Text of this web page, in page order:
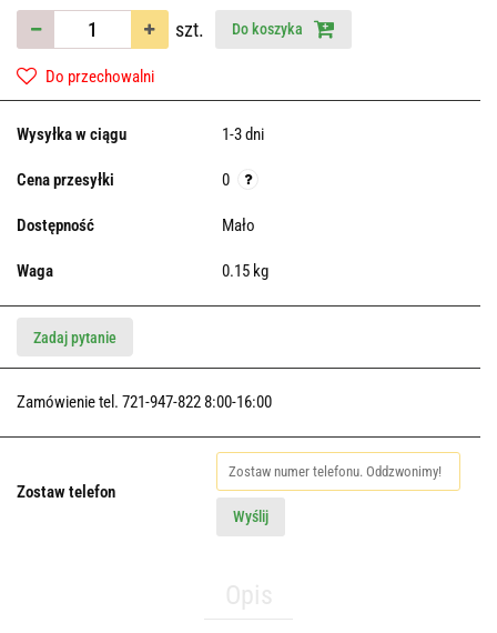
szt. Do koszyka
Do przechowalni
Wysyłka w ciągu 1-3 dni
Cena przesyłki 0
Dostępność Mało
Waga 0.15 kg
Zadaj pytanie
Zamówienie tel. 721-947-822 8:00-16:00
Zostaw telefon
Wyślij